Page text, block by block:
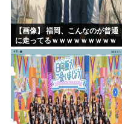
【画像】 福岡、こんなのが普通
に走ってるｗｗｗｗｗｗｗｗｗ
ｗｗｗｗｗｗｗ